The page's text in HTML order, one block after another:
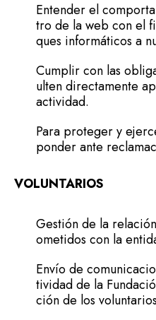
Entender el
tro de la web con el
ques informáticos a
Cumplir con las
ulten directamente
actividad.
Para proteger y
ponder ante
VOLUNTARIOS
Gestión de la
ometidos con la
Envío de
tividad de la
ción de los